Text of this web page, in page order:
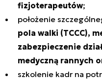
fizjoterapeutów;
położenie
pola walki (TCCC),
zabezpieczenie
medyczną rannych
szkolenie kadr na